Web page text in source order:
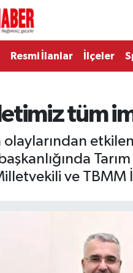
Resmi İlanlar İlçeler
tüm
ve TBMM
ve Fikstür